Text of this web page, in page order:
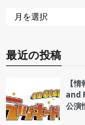
最近の投稿
【
and
公演